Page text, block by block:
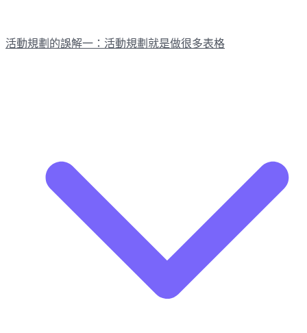
活動規劃的誤解一：活動規劃就是做很多表格